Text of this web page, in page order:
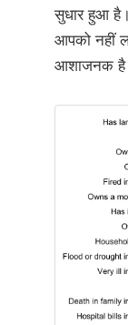
सुधार हुआ
आपको नहीं
आशाजनक